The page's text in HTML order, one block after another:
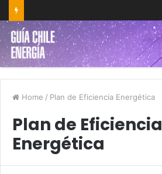
Home / Plan de Eficiencia Energética
Plan de Eficiencia
Energética